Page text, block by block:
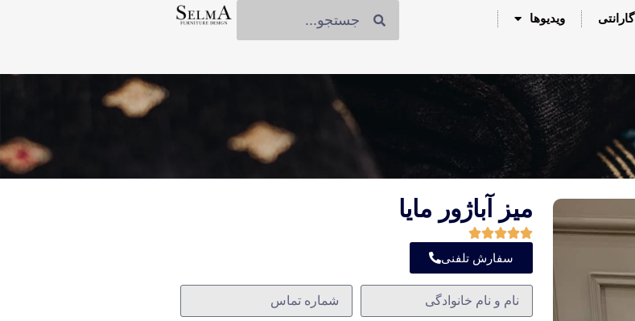
گارانتی ویدیوها
میز آباژور مایا
سفارش تلفنی